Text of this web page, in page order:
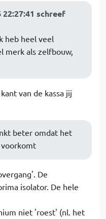
schreef
heb heel veel
merk als zelfbouw,
van de kassa jij
beter omdat het
De
isolator. De hele
niet 'roest' (nl. het